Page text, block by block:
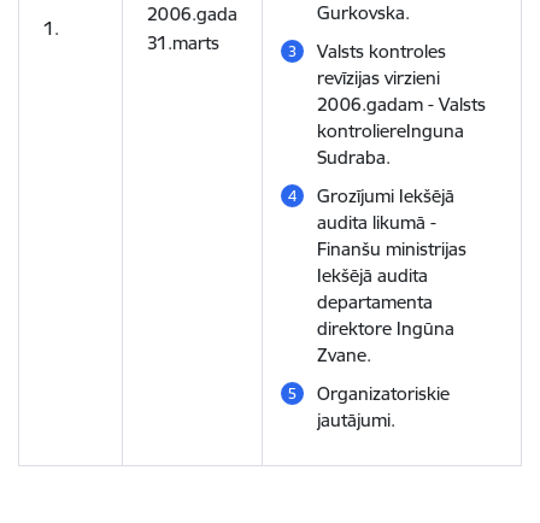
1.
2006.gada
31.marts
Gurkovska.
Valsts kontroles
revīzijas virzieni
2006.gadam - Valsts
kontroliereInguna
Sudraba.
Grozījumi Iekšējā
audita likumā -
Finanšu ministrijas
Iekšējā audita
departamenta
direktore Ingūna
Zvane.
Organizatoriskie
jautājumi.